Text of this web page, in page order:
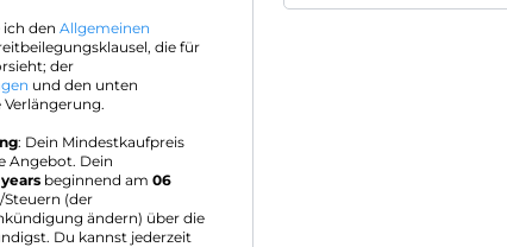
den Allgemeinen
die für
der
und den unten
: Dein Mindestkaufpreis
Angebot. Dein
beginnend am 06
Steuern (der
ändern) über die
Du kannst jederzeit